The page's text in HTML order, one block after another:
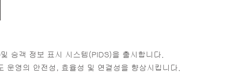
및 승객 정보 표시 시스템(PIDS)을 출시합니다.
영의 안전성, 효율성 및 연결성을 향상시킵니다.